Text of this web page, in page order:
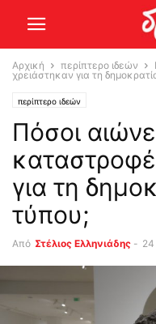
Αρχική περίπτερο ιδεών
χρειάστηκαν για τη
περίπτερο ιδεών
Πόσοι
για τη
τύπου;
Από Στέλιος Ελληνιάδης - 24